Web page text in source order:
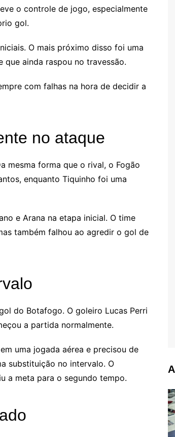
o controle de jogo, especialmente
gol.
O mais próximo disso foi uma
ainda raspou no travessão.
com falhas na hora de decidir a
no ataque
mesma forma que o rival, o Fogão
enquanto Tiquinho foi uma
e Arana na etapa inicial. O time
também falhou ao agredir o gol de
do Botafogo. O goleiro Lucas Perri
a partida normalmente.
uma jogada aérea e precisou de
substituição no intervalo. O
a meta para o segundo tempo.